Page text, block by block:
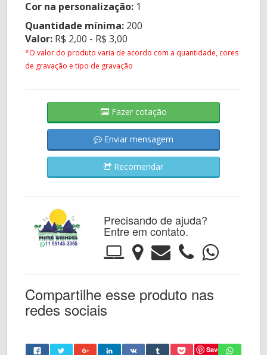
Cor na personalização: 1
Quantidade mínima: 200
Valor: R$ 2,00 - R$ 3,00
*O valor do produto varia de acordo com a quantidade, cores
de gravação e tipo de gravação
Fazer cotação
Enviar mensagem
Recomendar
Precisando de ajuda?
Entre em contato.
Compartilhe esse produto nas
redes sociais
Save